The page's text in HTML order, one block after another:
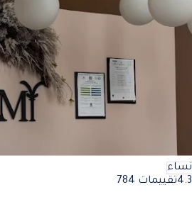
نساء
4.3تقييمات 784